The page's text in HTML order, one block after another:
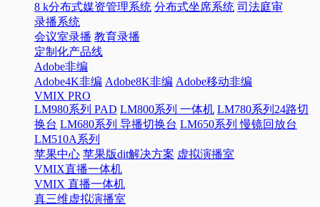
8 k分布式媒资管理系统 分布式坐席系统 司法庭审
录播系统
会议室录播 教育录播
定制化产品线
Adobe非编
Adobe4K非编 Adobe8K非编 Adobe移动非编
VMIX PRO
LM980系列 PAD LM800系列 一体机 LM780系列24路切
换台 LM680系列 导播切换台 LM650系列 慢镜回放台
LM510A系列
苹果中心 苹果版dit解决方案 虚拟演播室
VMIX直播一体机
VMIX 直播一体机
真三维虚拟演播室